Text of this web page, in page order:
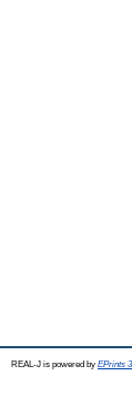
REAL-J is powered by EPrints 3